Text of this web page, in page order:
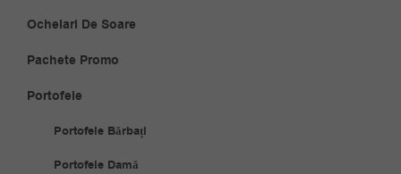
Ochelari De Soare
Pachete Promo
Portofele
Portofele Bărbați
Portofele Damă